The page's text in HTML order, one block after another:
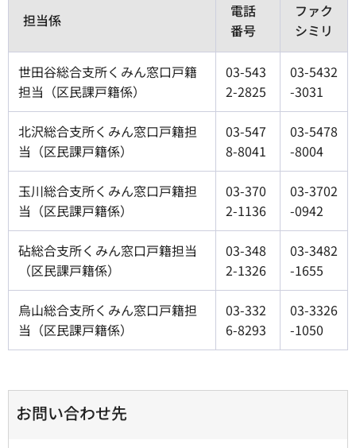
担当係
電話
番号
ファク
シミリ
世田谷総合支所くみん窓口戸籍
担当（区民課戸籍係）
03-543
2-2825
03-5432
-3031
北沢総合支所くみん窓口戸籍担
当（区民課戸籍係）
03-547
8-8041
03-5478
-8004
玉川総合支所くみん窓口戸籍担
当（区民課戸籍係）
03-370
2-1136
03-3702
-0942
砧総合支所くみん窓口戸籍担当
（区民課戸籍係）
03-348
2-1326
03-3482
-1655
烏山総合支所くみん窓口戸籍担
当（区民課戸籍係）
03-332
6-8293
03-3326
-1050
お問い合わせ先